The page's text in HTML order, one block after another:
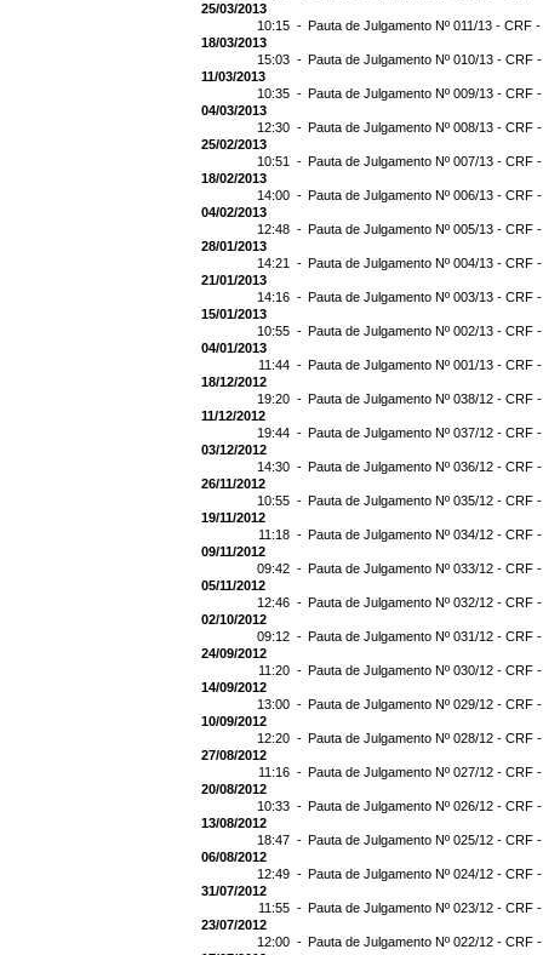
25/03/2013
10:15 - Pauta de Julgamento Nº 011/13 - CRF
18/03/2013
15:03 - Pauta de Julgamento Nº 010/13 - CRF
11/03/2013
10:35 - Pauta de Julgamento Nº 009/13 - CRF
04/03/2013
12:30 - Pauta de Julgamento Nº 008/13 - CRF
25/02/2013
10:51 - Pauta de Julgamento Nº 007/13 - CRF
18/02/2013
14:00 - Pauta de Julgamento Nº 006/13 - CRF
04/02/2013
12:48 - Pauta de Julgamento Nº 005/13 - CRF
28/01/2013
14:21 - Pauta de Julgamento Nº 004/13 - CRF
21/01/2013
14:16 - Pauta de Julgamento Nº 003/13 - CRF
15/01/2013
10:55 - Pauta de Julgamento Nº 002/13 - CRF
04/01/2013
11:44 - Pauta de Julgamento Nº 001/13 - CRF
18/12/2012
19:20 - Pauta de Julgamento Nº 038/12 - CRF
11/12/2012
19:44 - Pauta de Julgamento Nº 037/12 - CRF
03/12/2012
14:30 - Pauta de Julgamento Nº 036/12 - CRF
26/11/2012
10:55 - Pauta de Julgamento Nº 035/12 - CRF
19/11/2012
11:18 - Pauta de Julgamento Nº 034/12 - CRF
09/11/2012
09:42 - Pauta de Julgamento Nº 033/12 - CRF
05/11/2012
12:46 - Pauta de Julgamento Nº 032/12 - CRF
02/10/2012
09:12 - Pauta de Julgamento Nº 031/12 - CRF
24/09/2012
11:20 - Pauta de Julgamento Nº 030/12 - CRF
14/09/2012
13:00 - Pauta de Julgamento Nº 029/12 - CRF
10/09/2012
12:20 - Pauta de Julgamento Nº 028/12 - CRF
27/08/2012
11:16 - Pauta de Julgamento Nº 027/12 - CRF
20/08/2012
10:33 - Pauta de Julgamento Nº 026/12 - CRF
13/08/2012
18:47 - Pauta de Julgamento Nº 025/12 - CRF
06/08/2012
12:49 - Pauta de Julgamento Nº 024/12 - CRF
31/07/2012
11:55 - Pauta de Julgamento Nº 023/12 - CRF
23/07/2012
12:00 - Pauta de Julgamento Nº 022/12 - CRF